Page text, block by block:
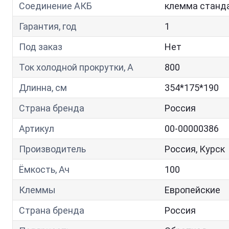
Соединение АКБ
клемма
Гарантия, год
1
Под заказ
Нет
Ток холодной прокрутки, A
800
Длинна, см
354*175*190
Страна бренда
Россия
Артикул
00-00000386
Производитель
Россия, Курск
Ёмкость, Ач
100
Клеммы
Европейские
Страна бренда
Россия